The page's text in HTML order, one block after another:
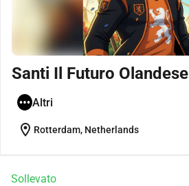
Santi Il Futuro Olandese
Altri
location_on Rotterdam, Netherlands
Sollevato